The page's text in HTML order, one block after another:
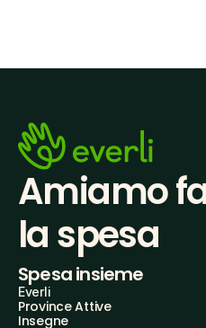
Amiamo
la spesa
Spesa insieme
Everli
Province Attive
Insegne